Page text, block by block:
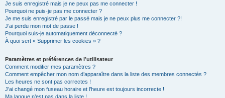
Je suis enregistré mais je ne peux pas me connecter !
Pourquoi ne puis-je pas me connecter ?
Je me suis enregistré par le passé mais je ne peux plus me connecter ?!
J’ai perdu mon mot de passe !
Pourquoi suis-je automatiquement déconnecté ?
À quoi sert « Supprimer les cookies » ?
Paramètres et préférences de l’utilisateur
Comment modifier mes paramètres ?
Comment empêcher mon nom d’apparaître dans la liste des membres connectés ?
Les heures ne sont pas correctes !
J’ai changé mon fuseau horaire et l’heure est toujours incorrecte !
Ma langue n’est pas dans la liste !